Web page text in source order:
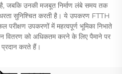
है, जबकि उनकी मजबूत निर्माण लंबे समय तक
सुनिश्चित करती है। ये उपकरण FTTH
उपकरणों में महत्वपूर्ण भूमिका निभाते
वितरण को अधिकतम करने के लिए पैमाने पर
प्रदान करते हैं।